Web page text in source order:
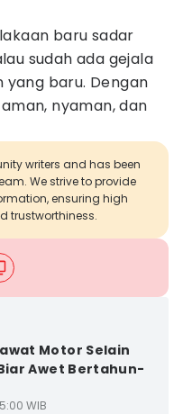
baru sadar
sudah ada gejala
yang baru. Dengan
nyaman, dan
writers and has been
We strive to provide
ensuring high
trustworthiness.
Motor Selain
Awet Bertahun-
WIB